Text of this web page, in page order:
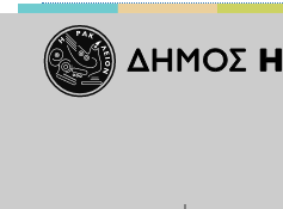
ΠΟΛΙΤΙΣΜΟΣ
ΑΝΘΕΚΤΙΚΗ
ΠΟΛΗ